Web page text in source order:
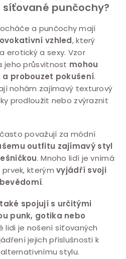
punčochy?
a punčochy mají
vzhled, který
erotický a sexy. Vzor
jeho průsvitnost mohou
probouzet pokušení.
nohám zajímavý texturový
prodloužit nebo zvýraznit
považují za módní
outfitu zajímavý styl
. Mnoho lidí je vnímá
prvek, kterýmvyjádří svoji
.
také spojují s určitými
punk, gotika nebo
lidi je nošení síťovaných
jejich příslušnosti k
stylu.